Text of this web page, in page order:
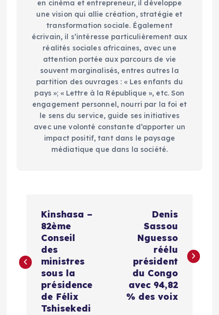
en cinéma et entrepreneur, il développe
une vision qui allie création, stratégie et
transformation sociale. Également
écrivain, il s’intéresse particulièrement aux
réalités sociales africaines, avec une
attention portée aux parcours de vie
souvent marginalisés, entres autres la
partition des ouvrages : « Les enfants du
pays »; « Lettre à la République », etc. Son
engagement personnel, nourri par la foi et
le sens du service, guide ses initiatives
avec une volonté constante d’apporter un
impact positif, tant dans le paysage
médiatique que dans la société.
v
Kinshasa –
82ème
Conseil
des
ministres
sous la
présidence
de Félix
Tshisekedi
Denis
Sassou
Nguesso
réélu
président
du Congo
avec 94,82
% des voix